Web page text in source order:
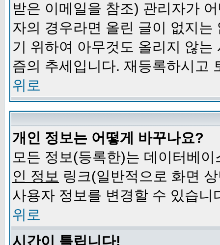
받은 이메일을 참조) 관리자가
자의 경우라면 올린 글이 없지
기 위하여 아무것도 올리지 않
즘의 추세입니다. 재등록하시고
위로
개인 정보는 어떻게 바꾸나요?
모든 정보(등록한)는 데이터베
인 정보 링크(일반적으로 화면
사용자 정보를 변경할 수 있습니
위로
시간이 틀립니다!